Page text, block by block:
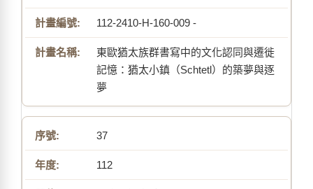
112-2410-H-160-009 -
東歐猶太族群書寫中的文化認同與遷徙
記憶：猶太小鎮（Schtetl）的築夢與逐
夢
37
112